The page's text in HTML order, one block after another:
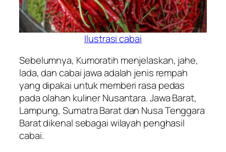
Ilustrasi cabai
Sebelumnya, Kumoratih menjelaskan, jahe,
lada, dan cabai jawa adalah jenis rempah
yang dipakai untuk memberi rasa pedas
pada olahan kuliner Nusantara. Jawa Barat,
Lampung, Sumatra Barat dan Nusa Tenggara
Barat dikenal sebagai wilayah penghasil
cabai.